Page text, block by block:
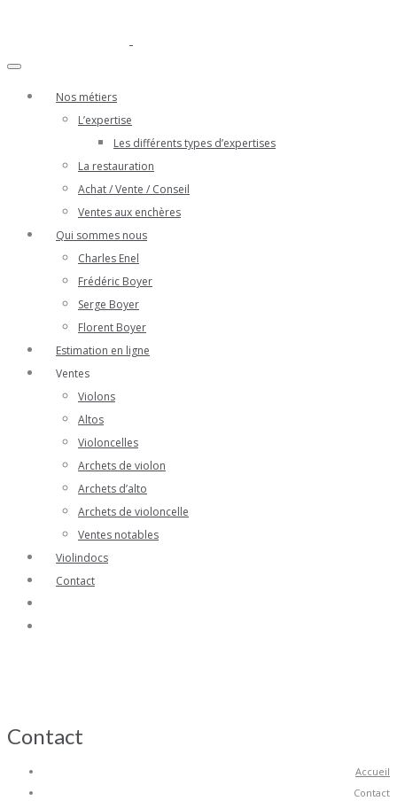
Nos métiers
L’expertise
Les différents types d’expertises
La restauration
Achat / Vente / Conseil
Ventes aux enchères
Qui sommes nous
Charles Enel
Frédéric Boyer
Serge Boyer
Florent Boyer
Estimation en ligne
Ventes
Violons
Altos
Violoncelles
Archets de violon
Archets d’alto
Archets de violoncelle
Ventes notables
Violindocs
Contact
Contact
Accueil
Contact